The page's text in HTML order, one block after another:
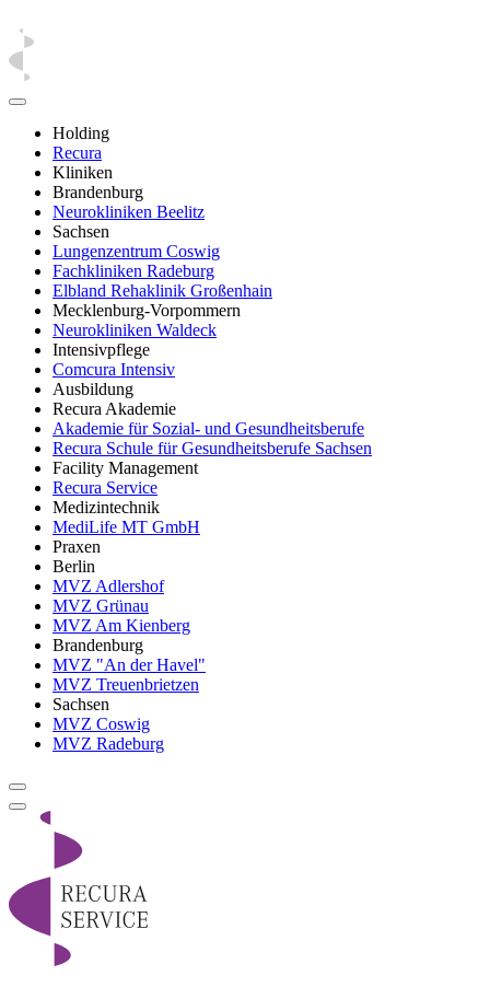
Holding
Recura
Kliniken
Brandenburg
Neurokliniken Beelitz
Sachsen
Lungenzentrum Coswig
Fachkliniken Radeburg
Elbland Rehaklinik Großenhain
Mecklenburg-Vorpommern
Neurokliniken Waldeck
Intensivpflege
Comcura Intensiv
Ausbildung
Recura Akademie
Akademie für Sozial- und Gesundheitsberufe
Recura Schule für Gesundheitsberufe Sachsen
Facility Management
Recura Service
Medizintechnik
MediLife MT GmbH
Praxen
Berlin
MVZ Adlershof
MVZ Grünau
MVZ Am Kienberg
Brandenburg
MVZ "An der Havel"
MVZ Treuenbrietzen
Sachsen
MVZ Coswig
MVZ Radeburg